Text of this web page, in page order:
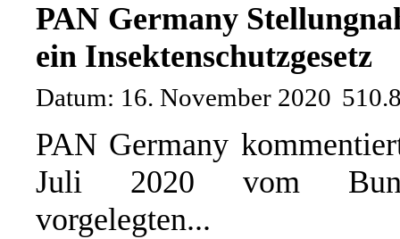
PAN Germany
ein Insektenschutzgesetz
Datum: 16. November 2020
PAN Germany
Juli 2020 vom
vorgelegten...